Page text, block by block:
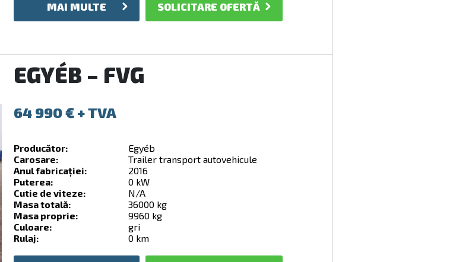
MAI MULTE SOLICITARE OFERTĂ
EGYÉB – FVG
64 990€
Producător:
Egyéb
Carosare:
Trailer transport autovehicule
Anul fabricației:
2016
Puterea:
0 kW
Cutie de viteze:
N/A
Masa totală:
36000 kg
Masa proprie:
9960 kg
Culoare:
gri
Rulaj:
0 km